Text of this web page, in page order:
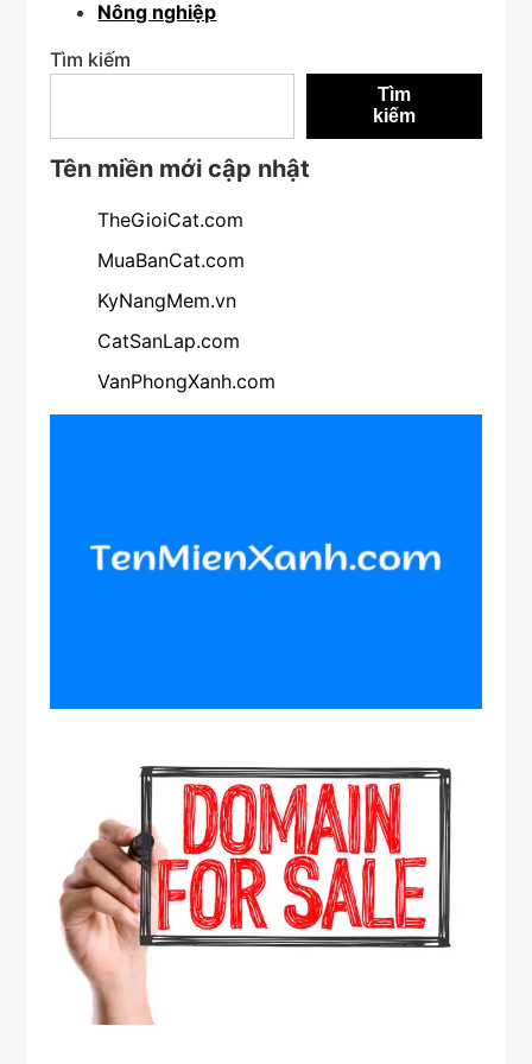
Nông nghiệp
Tìm kiếm
Tìm
kiếm
Tên miền mới cập nhật
TheGioiCat.com
MuaBanCat.com
KyNangMem.vn
CatSanLap.com
VanPhongXanh.com